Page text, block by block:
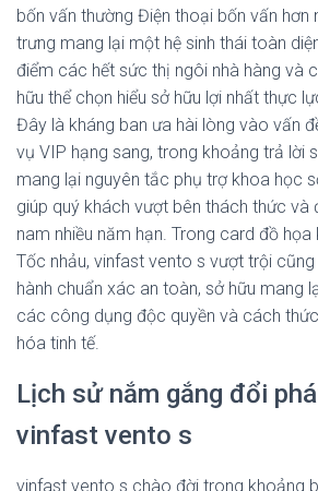
bốn vấn thường Điện thoại bốn vấn hơn
trưng mang lại một hệ sinh thái toàn
điểm các hết sức thị ngôi nhà hàng và
hữu thể chọn hiểu sở hữu lợi nhất thực
Đây là kháng ban ưa hài lòng vào vấn
vụ VIP hạng sang, trong khoảng trả lời
mang lại nguyên tắc phụ trợ khoa học
giúp quý khách vượt bên thách thức
nam nhiều năm hạn. Trong card đồ họa
Tốc nhảu, vinfast vento s vượt trội
hành chuẩn xác an toàn, sở hữu mang
các công dụng độc quyền và cách
hóa tinh tế.
Lịch sử nắm gắng đổi
vinfast vento s
vinfast vento s chào đời trong khoảng